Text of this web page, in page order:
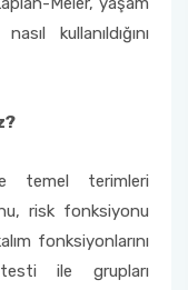
kullanıldığını
temel terimleri
risk fonksiyonu
fonksiyonlarını
ile grupları